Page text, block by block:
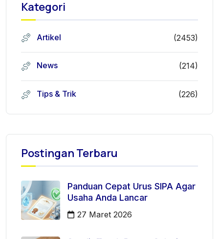
Kategori
Artikel (2453)
News (214)
Tips & Trik (226)
Postingan Terbaru
Panduan Cepat Urus SIPA Agar
Usaha Anda Lancar
27 Maret 2026